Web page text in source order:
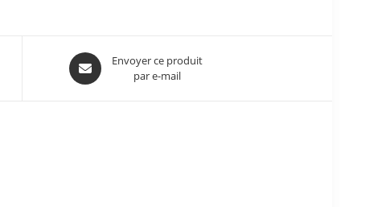
Envoyer ce produit
par e-mail